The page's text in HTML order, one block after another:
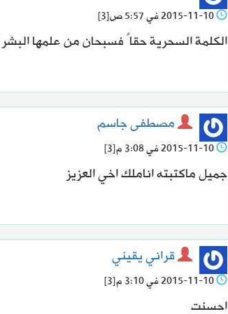
[3]
الكلمة السحرية حقاً فسبحان من علمها
مصطفى جاسم
[3]
جميل ماكتبته اناملك اخي العزيز
قراني يقيني
[3]
احسنت